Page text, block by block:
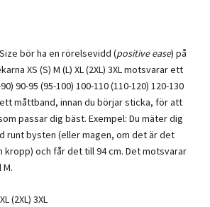
bör ha en rörelsevidd (positive ease) på
XS (S) M (L) XL (2XL) 3XL motsvarar ett
90-95 (95-100) 100-110 (110-120) 120-130
måttband, innan du börjar sticka, för att
passar dig bäst. Exempel: Du mäter dig
runt bysten (eller magen, om det är det
och får det till 94 cm. Det motsvarar
(2XL) 3XL